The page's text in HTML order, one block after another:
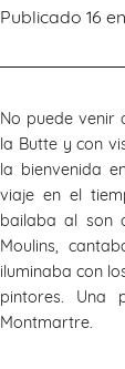
Publicado 16
No puede venir
la Butte y con
la bienvenida
viaje en el
bailaba al son
Moulins,
iluminaba con
pintores. Una
Montmartre.